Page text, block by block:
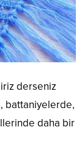
derseniz
battaniyelerde,
daha bir